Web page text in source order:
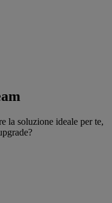
la soluzione ideale per te,